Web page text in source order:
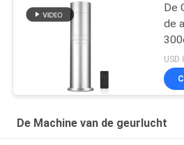
De
de
USD
De Machine van de geurlucht